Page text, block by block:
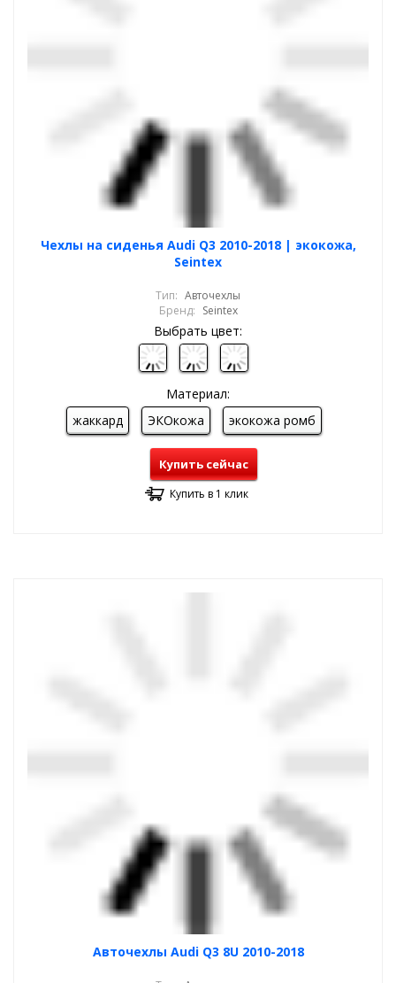
Чехлы на сиденья Audi Q3 2010-2018 | экокожа,
Seintex
Тип: Авточехлы
Бренд: Seintex
Выбрать цвет:
Материал:
жаккард
ЭКОкожа экокожа ромб
Купить сейчас
Купить в 1 клик
Авточехлы Audi Q3 8U 2010-2018